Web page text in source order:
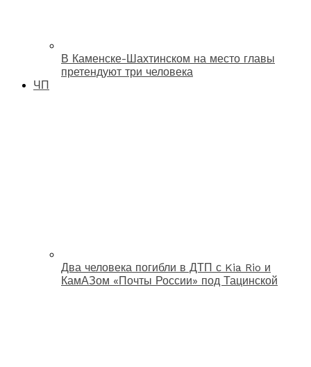
В Каменске-Шахтинском на место главы
претендуют три человека
ЧП
Два человека погибли в ДТП с Kia Rio и
КамАЗом «Почты России» под Тацинской